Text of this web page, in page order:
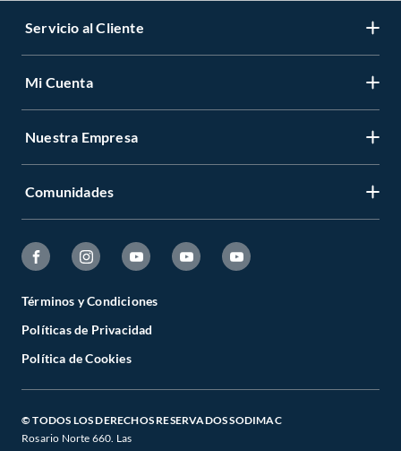
Servicio al Cliente
Mi Cuenta
Nuestra Empresa
Comunidades
Términos y Condiciones
Políticas de Privacidad
Política de Cookies
© TODOS LOS DERECHOS RESERVADOS SODIMAC
Rosario Norte 660. Las